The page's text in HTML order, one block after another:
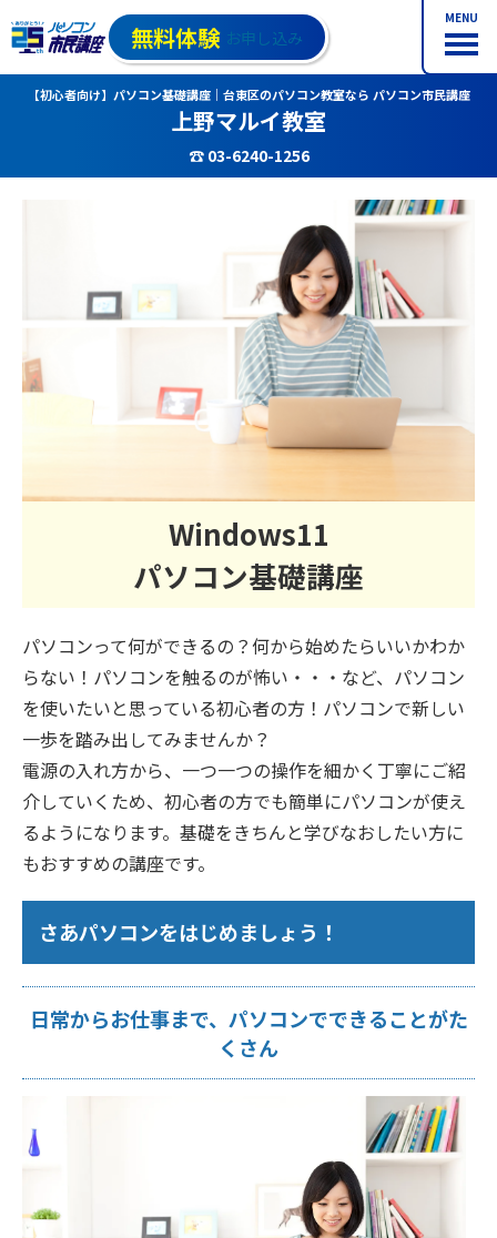
MENU
無料体験 お申し込み
【初心者向け】パソコン基礎講座｜台東区のパソコン教室なら パソコン市民講座
上野マルイ教室
☎ 03-6240-1256
Windows11
パソコン基礎講座
パソコンって何ができるの？何から始めたらいいかわか
らない！パソコンを触るのが怖い・・・など、パソコン
を使いたいと思っている初心者の方！パソコンで新しい
一歩を踏み出してみませんか？
電源の入れ方から、一つ一つの操作を細かく丁寧にご紹
介していくため、初心者の方でも簡単にパソコンが使え
るようになります。基礎をきちんと学びなおしたい方に
もおすすめの講座です。
さあパソコンをはじめましょう！
日常からお仕事まで、パソコンでできることがた
くさん